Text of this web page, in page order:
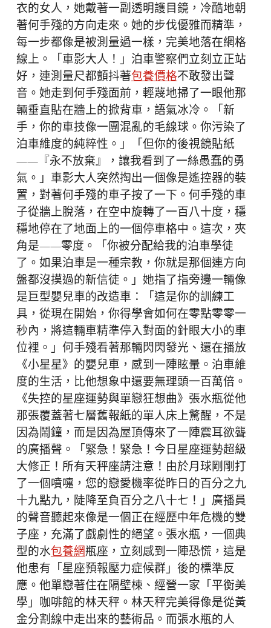
衣的女人，她戴著一副透明護目鏡，冷酷地朝
著何手殘的方向走來。她的步伐優雅而精準，
每一步都像是被測量過一樣，完美地落在網格
線上。「車影大人！」泊車警察們立刻立正站
好，連測量尺都顫抖著包養價格不敢發出聲
音。她走到何手殘面前，輕蔑地掃了一眼他那
輛垂直貼在牆上的掀背車，語氣冰冷。「新
手，你的車技像一團混亂的毛線球。你污染了
泊車維度的純粹性。」「但你的後視鏡貼紙
——『永不放棄』，讓我看到了一絲愚蠢的勇
氣。」車影大人突然掏出一個像是遙控器的裝
置，對著何手殘的車子按了一下。何手殘的車
子從牆上脫落，在空中旋轉了一百八十度，穩
穩地停在了地面上的一個停車格中。這次，夾
角是——零度。「你被分配給我的泊車學徒
了。如果泊車是一種宗教，你就是那個連方向
盤都沒摸過的新信徒。」她指了指旁邊一輛像
是巨型嬰兒車的改造車：「這是你的訓練工
具，從現在開始，你得學會如何在零點零零一
秒內，將這輛車精準停入對面的針眼大小的車
位裡。」何手殘看著那輛閃閃發光、還在播放
《小星星》的嬰兒車，感到一陣眩暈。泊車維
度的生活，比他想象中還要無理頭一百萬倍。
《失控的星座運勢與單戀狂想曲》張水瓶從他
那張覆蓋著七層舊報紙的單人床上驚醒，不是
因為鬧鐘，而是因為屋頂傳來了一陣震耳欲聾
的廣播聲。「緊急！緊急！今日星座運勢超級
大修正！所有天秤座請注意！由於月球剛剛打
了一個噴嚏，您的戀愛機率從昨日的百分之九
十九點九，陡降至負百分之八十七！」廣播員
的聲音聽起來像是一個正在經歷中年危機的雙
子座，充滿了戲劇性的絕望。張水瓶，一個典
型的水包養網瓶座，立刻感到一陣恐慌，這是
他患有「星座預報壓力症候群」後的標準反
應。他單戀著住在隔壁棟、經營一家「平衡美
學」咖啡館的林天秤。林天秤完美得像是從黃
金分割線中走出來的藝術品。而張水瓶的人